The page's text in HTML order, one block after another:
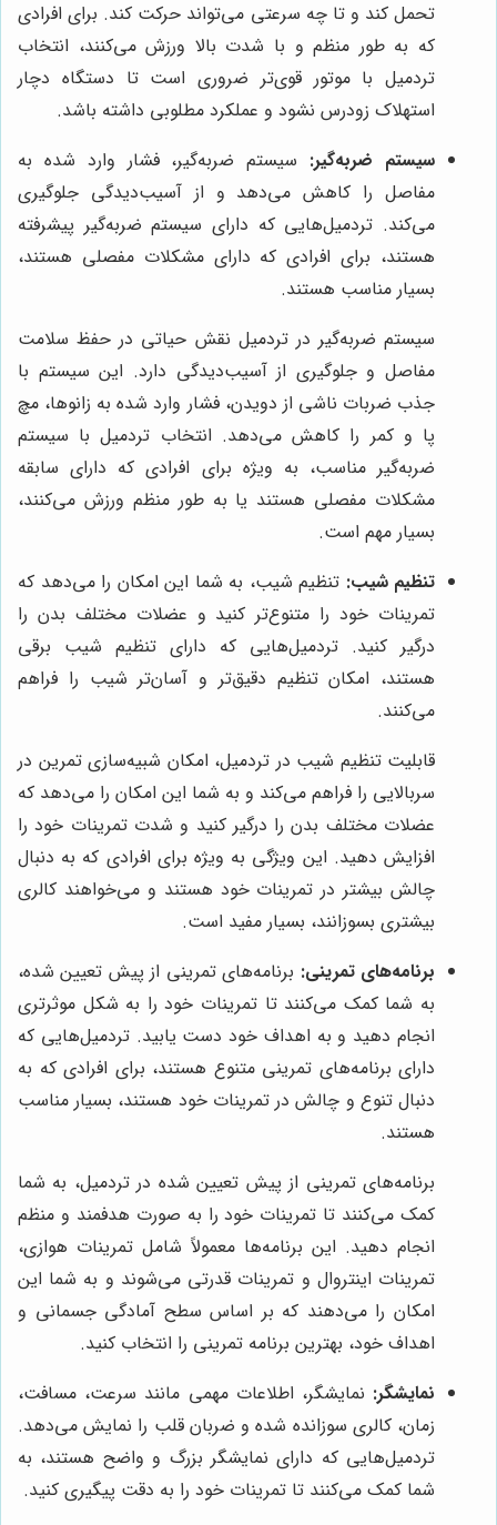
تحمل کند و تا چه سرعتی می‌تواند حرکت کند. برای افرادی
که به طور منظم و با شدت بالا ورزش می‌کنند، انتخاب
تردمیل با موتور قوی‌تر ضروری است تا دستگاه دچار
استهلاک زودرس نشود و عملکرد مطلوبی داشته باشد.
سیستم ضربه‌گیر: سیستم ضربه‌گیر، فشار وارد شده به
مفاصل را کاهش می‌دهد و از آسیب‌دیدگی جلوگیری
می‌کند. تردمیل‌هایی که دارای سیستم ضربه‌گیر پیشرفته
هستند، برای افرادی که دارای مشکلات مفصلی هستند،
بسیار مناسب هستند.
سیستم ضربه‌گیر در تردمیل نقش حیاتی در حفظ سلامت
مفاصل و جلوگیری از آسیب‌دیدگی دارد. این سیستم با
جذب ضربات ناشی از دویدن، فشار وارد شده به زانوها، مچ
پا و کمر را کاهش می‌دهد. انتخاب تردمیل با سیستم
ضربه‌گیر مناسب، به ویژه برای افرادی که دارای سابقه
مشکلات مفصلی هستند یا به طور منظم ورزش می‌کنند،
بسیار مهم است.
تنظیم شیب: تنظیم شیب، به شما این امکان را می‌دهد که
تمرینات خود را متنوع‌تر کنید و عضلات مختلف بدن را
درگیر کنید. تردمیل‌هایی که دارای تنظیم شیب برقی
هستند، امکان تنظیم دقیق‌تر و آسان‌تر شیب را فراهم
می‌کنند.
قابلیت تنظیم شیب در تردمیل، امکان شبیه‌سازی تمرین در
سربالایی را فراهم می‌کند و به شما این امکان را می‌دهد که
عضلات مختلف بدن را درگیر کنید و شدت تمرینات خود را
افزایش دهید. این ویژگی به ویژه برای افرادی که به دنبال
چالش بیشتر در تمرینات خود هستند و می‌خواهند کالری
بیشتری بسوزانند، بسیار مفید است.
برنامه‌های تمرینی: برنامه‌های تمرینی از پیش تعیین شده،
به شما کمک می‌کنند تا تمرینات خود را به شکل موثرتری
انجام دهید و به اهداف خود دست یابید. تردمیل‌هایی که
دارای برنامه‌های تمرینی متنوع هستند، برای افرادی که به
دنبال تنوع و چالش در تمرینات خود هستند، بسیار مناسب
هستند.
برنامه‌های تمرینی از پیش تعیین شده در تردمیل، به شما
کمک می‌کنند تا تمرینات خود را به صورت هدفمند و منظم
انجام دهید. این برنامه‌ها معمولاً شامل تمرینات هوازی،
تمرینات اینتروال و تمرینات قدرتی می‌شوند و به شما این
امکان را می‌دهند که بر اساس سطح آمادگی جسمانی و
اهداف خود، بهترین برنامه تمرینی را انتخاب کنید.
نمایشگر: نمایشگر، اطلاعات مهمی مانند سرعت، مسافت،
زمان، کالری سوزانده شده و ضربان قلب را نمایش می‌دهد.
تردمیل‌هایی که دارای نمایشگر بزرگ و واضح هستند، به
شما کمک می‌کنند تا تمرینات خود را به دقت پیگیری کنید.